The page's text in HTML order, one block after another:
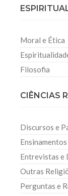
Moral e Ética
Filosofia
CIÊNCIAS
Discursos e
Entrevistas e
Outras
Perguntas e